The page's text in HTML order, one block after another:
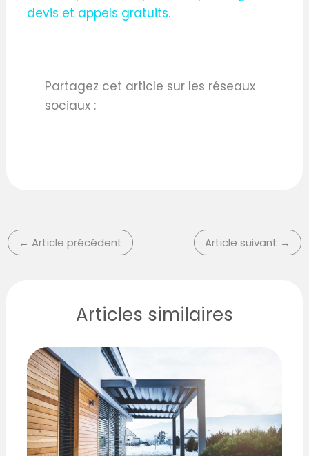
devis et appels gratuits.
Partagez cet article sur les réseaux
sociaux :
← Article précédent Article suivant →
Articles similaires